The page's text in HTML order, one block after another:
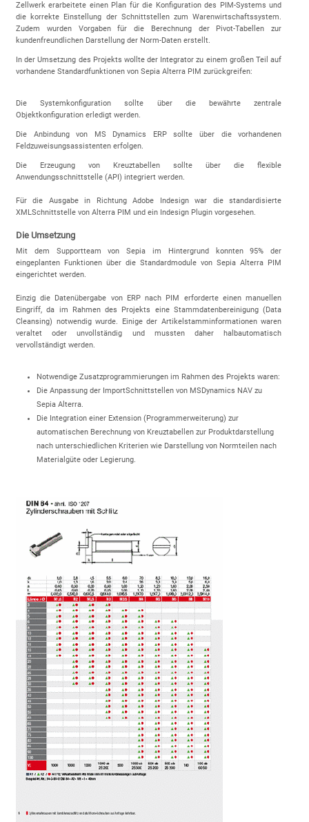
Zellwerk erarbeitete einen Plan für die Konfiguration des PIM-Systems und
die korrekte Einstellung der Schnittstellen zum Warenwirtschaftssystem.
Zudem wurden Vorgaben für die Berechnung der Pivot-Tabellen zur
kundenfreundlichen Darstellung der Norm-Daten erstellt.
In der Umsetzung des Projekts wollte der Integrator zu einem großen Teil auf
vorhandene Standardfunktionen von Sepia Alterra PIM zurückgreifen:
Die Systemkonfiguration sollte über die bewährte zentrale
Objektkonfiguration erledigt werden.
Die Anbindung von MS Dynamics ERP sollte über die vorhandenen
Feldzuweisungsassistenten erfolgen.
Die Erzeugung von Kreuztabellen sollte über die flexible
Anwendungsschnittstelle (API) integriert werden.
Für die Ausgabe in Richtung Adobe Indesign war die standardisierte
XMLSchnittstelle von Alterra PIM und ein Indesign Plugin vorgesehen.
Die Umsetzung
Mit dem Supportteam von Sepia im Hintergrund konnten 95% der
eingeplanten Funktionen über die Standardmodule von Sepia Alterra PIM
eingerichtet werden.
Einzig die Datenübergabe von ERP nach PIM erforderte einen manuellen
Eingriff, da im Rahmen des Projekts eine Stammdatenbereinigung (Data
Cleansing) notwendig wurde. Einige der Artikelstamminformationen waren
veraltet oder unvollständig und mussten daher halbautomatisch
vervollständigt werden.
Notwendige Zusatzprogrammierungen im Rahmen des Projekts waren:
Die Anpassung der ImportSchnittstellen von MSDynamics NAV zu
Sepia Alterra.
Die Integration einer Extension (Programmerweiterung) zur
automatischen Berechnung von Kreuztabellen zur Produktdarstellung
nach unterschiedlichen Kriterien wie Darstellung von Normteilen nach
Materialgüte oder Legierung.